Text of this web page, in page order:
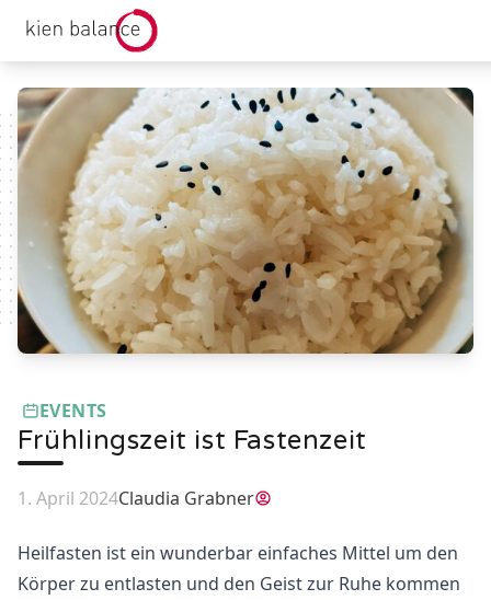
kienbalance Logo
EVENTS
Frühlingszeit ist Fastenzeit
1. April 2024Claudia Grabner
Heilfasten ist ein wunderbar einfaches Mittel um den
Körper zu entlasten und den Geist zur Ruhe kommen